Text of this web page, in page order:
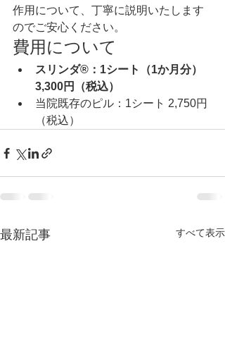
作用について、丁寧に説明いたします
のでご安心ください。
費用について
スリンダ®：1シート（1か月分）
3,300円（税込）
当院既存のピル：1シート 2,750円
（税込）
最新記事 すべて表示